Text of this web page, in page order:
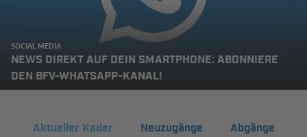
SOCIAL MEDIA
NEWS DIREKT AUF DEIN SMARTPHONE: ABONNIERE
DEN BFV-WHATSAPP-KANAL!
Aktueller Kader Neuzugänge Abgänge